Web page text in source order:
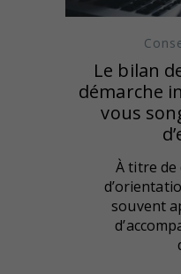
Le bilan
démarche
vous
À titre de
souvent